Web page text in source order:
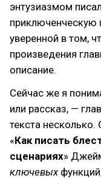
энтузиазмом
приключенческую
уверенной в том,
произведения
описание.
Сейчас же я
или рассказ, —
текста
«Как писать
сценариях»
ключевых